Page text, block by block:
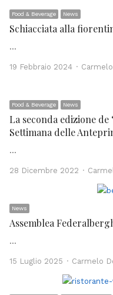
Food & Beverage News
Schiacciata alla
…
19 Febbraio 2024 Author
Food & Beverage News
La seconda edizione de
Settimana delle
…
28 Dicembre 2022 Author
News
Assemblea
…
15 Luglio 2025 Author
Carmelo